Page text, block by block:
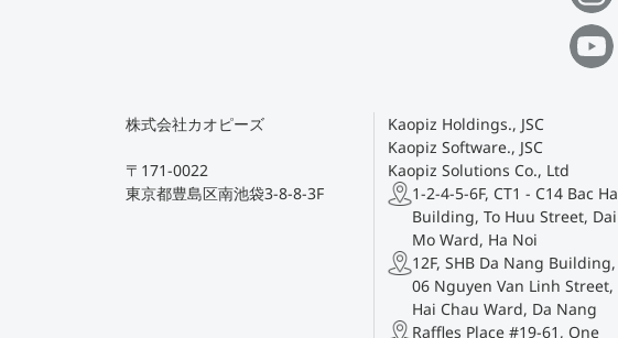
株式会社カオピーズ
〒171-0022
東京都豊島区南池袋3-8-8-3F
Kaopiz Holdings., JSC
Kaopiz Software., JSC
Kaopiz Solutions Co., Ltd
1-2-4-5-6F, CT1 - C14 Bac Ha
Building, To Huu Street, Dai
Mo Ward, Ha Noi
12F, SHB Da Nang Building,
06 Nguyen Van Linh Street,
Hai Chau Ward, Da Nang
Raffles Place #19-61, One